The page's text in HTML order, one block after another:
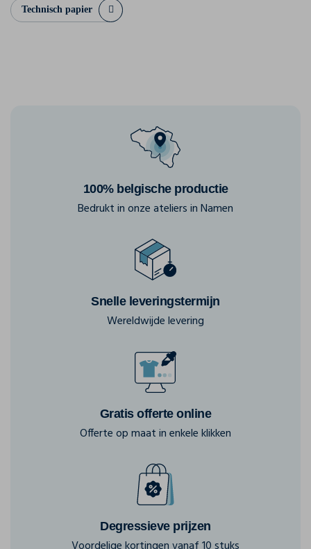
Technisch papier
100% belgische productie
Bedrukt in onze ateliers in Namen
Snelle leveringstermijn
Wereldwijde levering
Gratis offerte online
Offerte op maat in enkele klikken
Degressieve prijzen